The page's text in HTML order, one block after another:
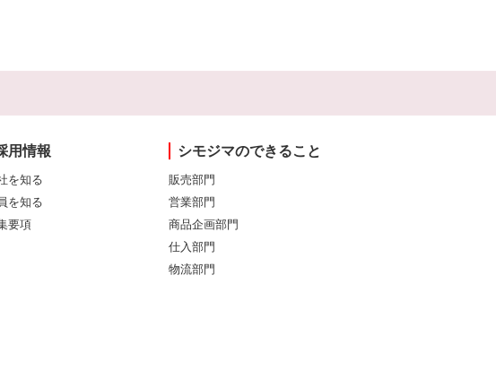
用情報
を知る
を知る
要項
シモジマのできること
販売部門
営業部門
商品企画部門
仕入部門
物流部門